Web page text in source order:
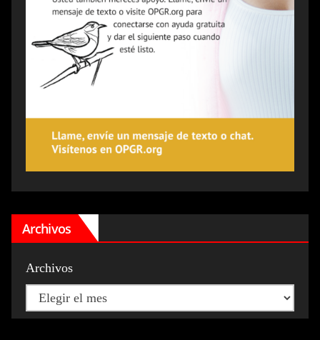
Archivos
Archivos